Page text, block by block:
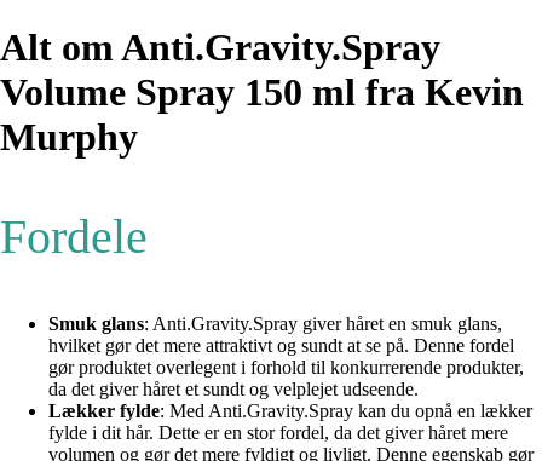
Alt om Anti.Gravity.Spray
Volume Spray 150 ml fra Kevin
Murphy
Fordele
Smuk glans: Anti.Gravity.Spray giver håret en smuk glans,
hvilket gør det mere attraktivt og sundt at se på. Denne fordel
gør produktet overlegent i forhold til konkurrerende produkter,
da det giver håret et sundt og velplejet udseende.
Lækker fylde: Med Anti.Gravity.Spray kan du opnå en lækker
fylde i dit hår. Dette er en stor fordel, da det giver håret mere
volumen og gør det mere fyldigt og livligt. Denne egenskab gør